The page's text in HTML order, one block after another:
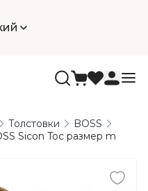
Толстовки
BOSS
Sicon Toc размер m